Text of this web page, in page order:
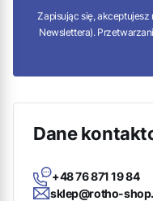
Zapisując się, akceptujesz
Newslettera).
Dane
+48 76 871 19 84
sklep@rotho-